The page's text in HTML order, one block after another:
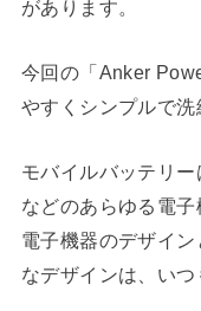
があります。
今回の「Anker
やすくシンプルで洗
モバイルバッテリ
などのあらゆる電
電子機器のデザイ
なデザインは、いつ